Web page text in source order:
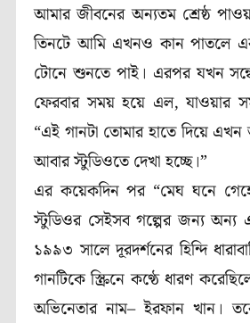
আমার জীবনের অন্যতম শ্রেষ্ঠ
তিনটে আমি এখনও কান পাতলে
টোনে শুনতে পাই। এরপর যখন
ফেরবার সময় হয়ে এল, যাওয়ার
“এই গানটা তোমার হাতে দিয়ে এখন
আবার স্টুডিওতে দেখা হচ্ছে।”
এর কয়েকদিন পর “মেঘ ঘনে
স্টুডিওর সেইসব গল্পের জন্য অন্য
১৯৯৩ সালে দূরদর্শনের হিন্দি
গানটিকে স্ক্রিনে কণ্ঠে ধারণ
অভিনেতার নাম– ইরফান খান।